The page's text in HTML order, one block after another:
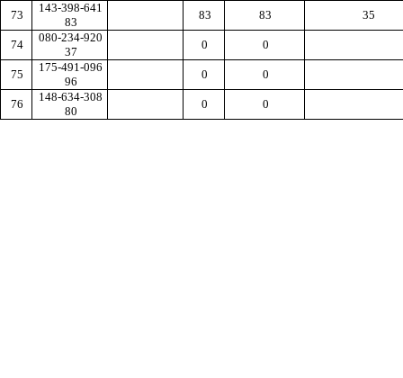
73
143-398-641
83
83 83 35
74
080-234-920
37
0 0
75
175-491-096
96
0 0
76
148-634-308
80
0 0